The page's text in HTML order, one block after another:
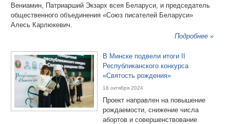
Вениамин, Патриарший Экзарх всея Беларуси, и председатель
общественного объединения «Союз писателей Беларуси»
Алесь Карлюкевич.
Подробнее »
В Минске подвели итоги II
Республиканского конкурса
«Святость рождения»
18 октября 2024
Проект направлен на повышение
рождаемости, снижение числа
абортов и совершенствование